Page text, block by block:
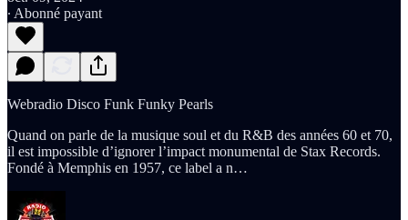
∙ Abonné payant
Webradio Disco Funk Funky Pearls
Quand on parle de la musique soul et du R&B des années 60 et 70,
il est impossible d’ignorer l’impact monumental de Stax Records.
Fondé à Memphis en 1957, ce label a n…